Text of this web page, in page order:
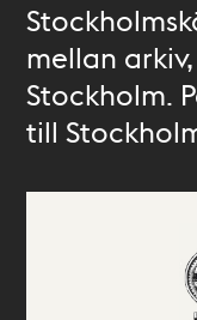
mellan
Stockholm.
till